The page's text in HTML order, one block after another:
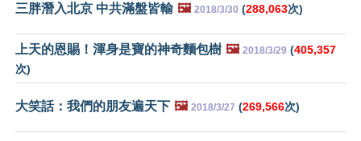
三胖潛入北京 中共滿盤皆輸 🖼️ 2018/3/30 (288,063次)
上天的恩賜！渾身是寶的神奇麵包樹 🖼️ 2018/3/29 (405,357
次)
大笑話：我們的朋友遍天下 🖼️ 2018/3/27 (269,566次)